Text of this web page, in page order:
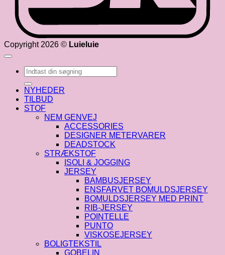
Copyright 2026 © Luieluie
Søg
efter:
NYHEDER
TILBUD
STOF
NEM GENVEJ
ACCESSORIES
DESIGNER METERVARER
DEADSTOCK
STRÆKSTOF
ISOLI & JOGGING
JERSEY
BAMBUSJERSEY
ENSFARVET BOMULDSJERSEY
BOMULDSJERSEY MED PRINT
RIB-JERSEY
POINTELLE
PUNTO
VISKOSEJERSEY
BOLIGTEKSTIL
GOBELIN